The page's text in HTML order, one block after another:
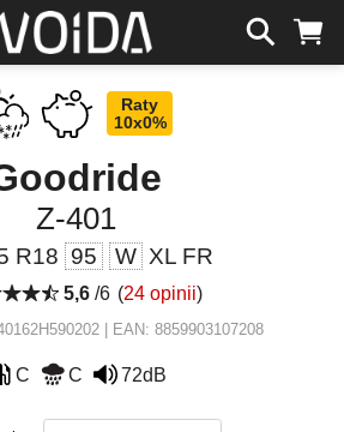
Raty
10x0%
Z-401
R18 95 W XL FR
5,6/6 (24 opinii)
| EAN: 8859903107208
C C 72dB